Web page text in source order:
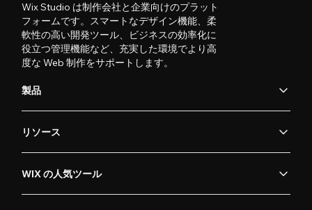
Wix Studio は制作会社と企業向けのプラット
フォームです。スマートなデザイン機能、柔
軟性の高い開発ツール、ビジネスの効率化に
役立つ管理機能など、充実した環境でより高
度な Web 制作をサポートします。
製品
リソース
WIX の人気ツール